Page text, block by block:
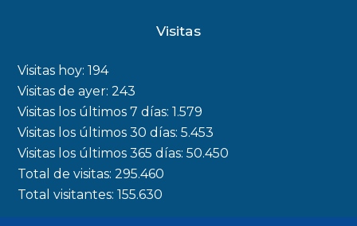
o
k
a
m
r
Visitas
Visitas hoy:194
Visitas de ayer:243
Visitas los últimos 7 días:1.579
Visitas los últimos 30 días:5.453
Visitas los últimos 365 días:50.450
Total de visitas:295.460
Total visitantes:155.630